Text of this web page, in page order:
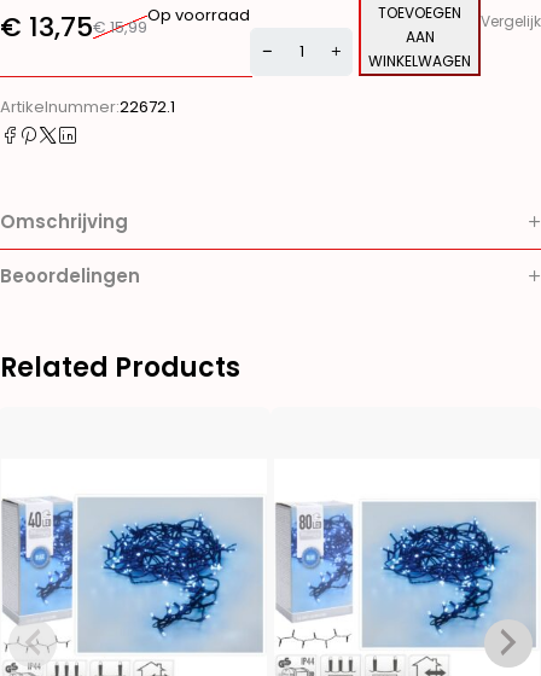
€15,99
€ 13,75 Op voorraad
TOEVOEGEN
AAN
WINKELWAGEN
Alternative:
Vergelijk
Artikelnummer:22672.1
Omschrijving
Beoordelingen
Related Products